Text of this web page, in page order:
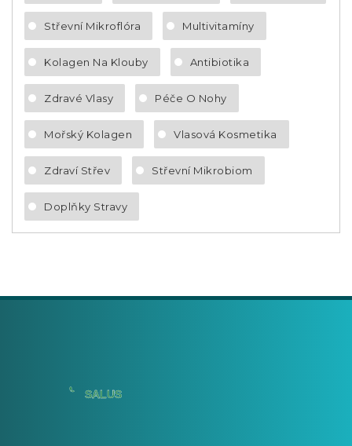
Střevní Mikroflóra Multivitamíny
Kolagen Na Klouby Antibiotika
Zdravé Vlasy Péče O Nohy
Mořský Kolagen Vlasová Kosmetika
Zdraví Střev Střevní Mikrobiom
Doplňky Stravy